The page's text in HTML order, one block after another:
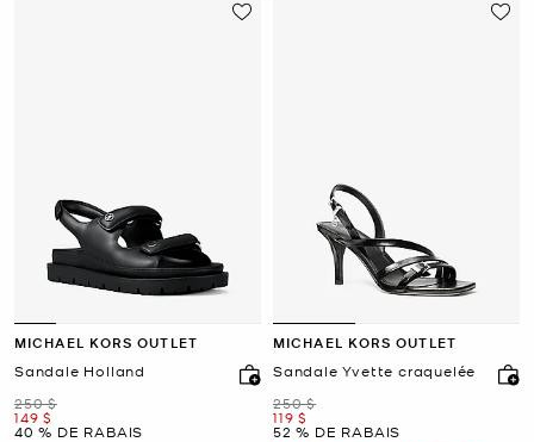
MICHAEL KORS OUTLET
Sandale Holland
était
250 $
maintenant
149 $
40 % DE RABAIS
MICHAEL KORS OUTLET
Sandale Yvette craquelée
était
250 $
maintenant
119 $
52 % DE RABAIS